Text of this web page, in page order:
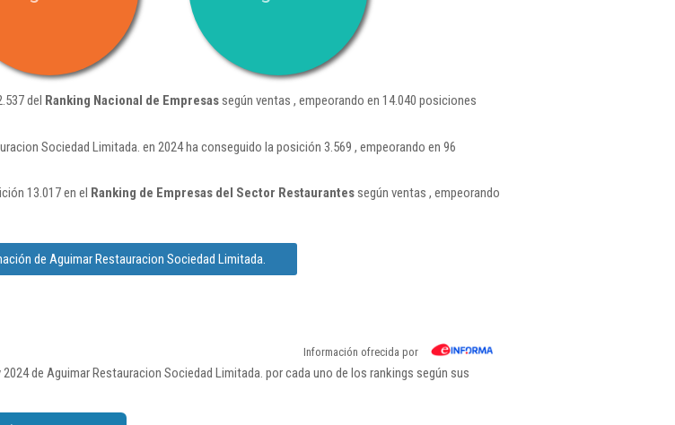
del Ranking Nacional de Empresassegún ventas , empeorando en 14.040 posiciones
Sociedad Limitada. en 2024 ha conseguido la posición 3.569 , empeorando en 96
13.017 en el Ranking de Empresas del Sector Restaurantessegún ventas , empeorando
de Aguimar Restauracion Sociedad Limitada.
Información ofrecida por
de Aguimar Restauracion Sociedad Limitada. por cada uno de los rankings según sus